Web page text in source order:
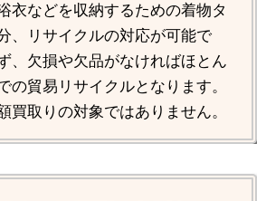
衣などを収納するための着物タ
、リサイクルの対応が可能で
、欠損や欠品がなければほとん
の貿易リサイクルとなります。
買取りの対象ではありません。